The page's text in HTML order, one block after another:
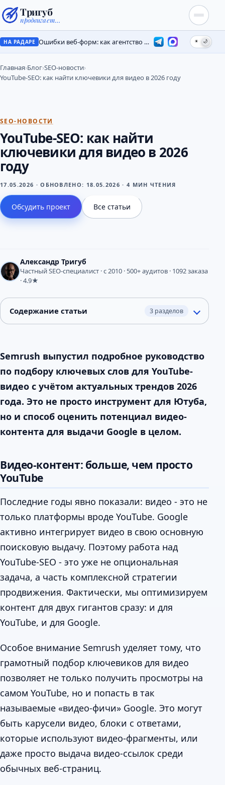
Тригуб
продвигает…
НА РАДАРЕ Ошибки веб-форм: как агентство потеряло лиды на месяцы ☀ 🌙
Главная›Блог›SEO-новости›
YouTube-SEO: как найти ключевики для видео в 2026 году
SEO-НОВОСТИ
YouTube-SEO: как найти
ключевики для видео в 2026
году
17.05.2026 · ОБНОВЛЕНО: 18.05.2026 · 4 МИН ЧТЕНИЯ
Обсудить проект Все статьи
Александр Тригуб
Частный SEO-специалист · с 2010 · 500+ аудитов · 1092 заказа
· 4.9★
Содержание статьи 3 разделов
Semrush выпустил подробное руководство
по подбору ключевых слов для YouTube-
видео с учётом актуальных трендов 2026
года. Это не просто инструмент для Ютуба,
но и способ оценить потенциал видео-
контента для выдачи Google в целом.
Видео-контент: больше, чем просто
YouTube
Последние годы явно показали: видео - это не
только платформы вроде YouTube. Google
активно интегрирует видео в свою основную
поисковую выдачу. Поэтому работа над
YouTube-SEO - это уже не опциональная
задача, а часть комплексной стратегии
продвижения. Фактически, мы оптимизируем
контент для двух гигантов сразу: и для
YouTube, и для Google.
Особое внимание Semrush уделяет тому, что
грамотный подбор ключевиков для видео
позволяет не только получить просмотры на
самом YouTube, но и попасть в так
называемые «видео-фичи» Google. Это могут
быть карусели видео, блоки с ответами,
которые используют видео-фрагменты, или
даже просто выдача видео-ссылок среди
обычных веб-страниц.